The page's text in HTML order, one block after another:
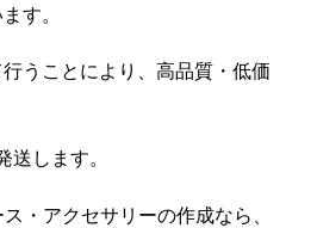
す。
うことにより、高品質・低価
送します。
・アクセサリーの作成なら、